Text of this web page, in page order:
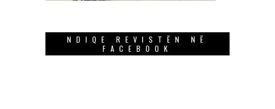
NDIQE REVISTËN NË
FACEBOOK